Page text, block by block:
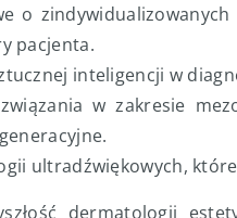
o
pacjenta.
inteligencji w
w zakresie
ultradźwiękowych,
dermatologii